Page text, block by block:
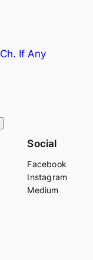
If Any
Social
Facebook
Instagram
Medium